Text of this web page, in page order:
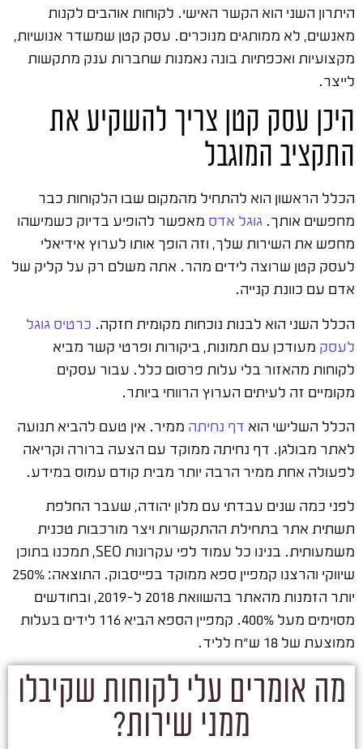
היתרון השני הוא הקשר האישי. לקוחות אוהבים לקנות
מאנשים, לא ממותגים מנוכרים. עסק קטן שמשדר אנושיות,
מקצועיות ואכפתיות בונה נאמנות שחברות ענק מתקשות
לייצר.
היכן עסק קטן צריך להשקיע את
התקציב המוגבל
הכלל הראשון הוא להתחיל מהמקום שבו הלקוחות כבר
מחפשים אותך. גוגל אדס מאפשר להופיע בדיוק כשמישהו
מחפש את השירות שלך, וזה הופך אותו לערוץ אידיאלי
לעסק קטן שרוצה לידים מהר. אתה משלם רק על קליק של
אדם עם כוונת קנייה.
הכלל השני הוא לבנות נוכחות מקומית חזקה. כרטיס גוגל
לעסק מעודכן עם תמונות, ביקורות ופרטי קשר מביא
לקוחות מהאזור בלי עלות פרסום כלל. עבור עסקים
מקומיים זה לעיתים הערוץ הרווחי ביותר.
הכלל השלישי הוא דף נחיתה ממיר. אין טעם להביא תנועה
לאתר מבולגן. דף נחיתה ממוקד עם הצעה ברורה וקריאה
לפעולה אחת ממיר הרבה יותר מבית קודם עמוס במידע.
לפני כמה שנים עבדתי עם מלון יהודה, שעבר החלפת
תשתית אתר בתחילת ההתקשרות ויצר מורכבות טכנית
משמעותית. בנינו כל עמוד לפי עקרונות SEO, תמכנו בתוכן
שיווקי והרצנו קמפיין ספא ממוקד בפייסבוק. התוצאה: 250%
יותר הזמנות מהאתר בהשוואת 2018 ל-2019, ובחודשים
מסוימים מעל 400%. קמפיין הספא הביא 116 לידים בעלות
ממוצעת של 18 ש"ח לליד.
מה אומרים עלי לקוחות שקיבלו
ממני שירות?